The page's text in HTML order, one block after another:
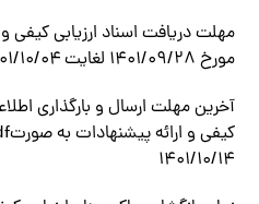
مهلت دریافت اسناد ارزيابي كيفي
مورخ ۱۴۰۱/۰۹/۲۸ لغايت ۱۴۰۱/۱۰/۰۴
آخرين مهلت ارسال و بارگذاري
1401/10/14